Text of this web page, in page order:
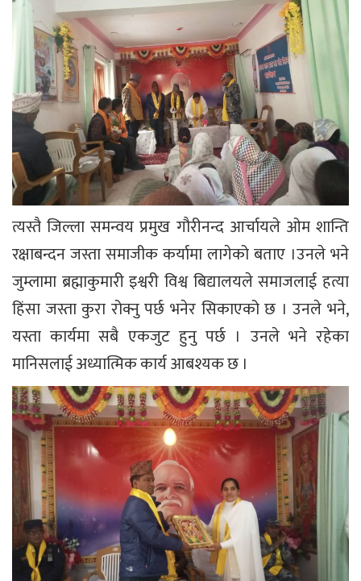
त्यस्तै जिल्ला समन्वय प्रमुख गौरीनन्द आर्चायले ओम शान्ति
रक्षाबन्दन जस्ता समाजीक कर्यामा लागेको बताए ।उनले भने
जुम्लामा ब्रह्माकुमारी इश्वरी विश्व बिद्यालयले समाजलाई हत्या
हिंसा जस्ता कुरा रोक्नु पर्छ भनेर सिकाएको छ । उनले भने,
यस्ता कार्यमा सबै एकजुट हुनु पर्छ । उनले भने रहेका
मानिसलाई अध्यात्मिक कार्य आबश्यक छ ।